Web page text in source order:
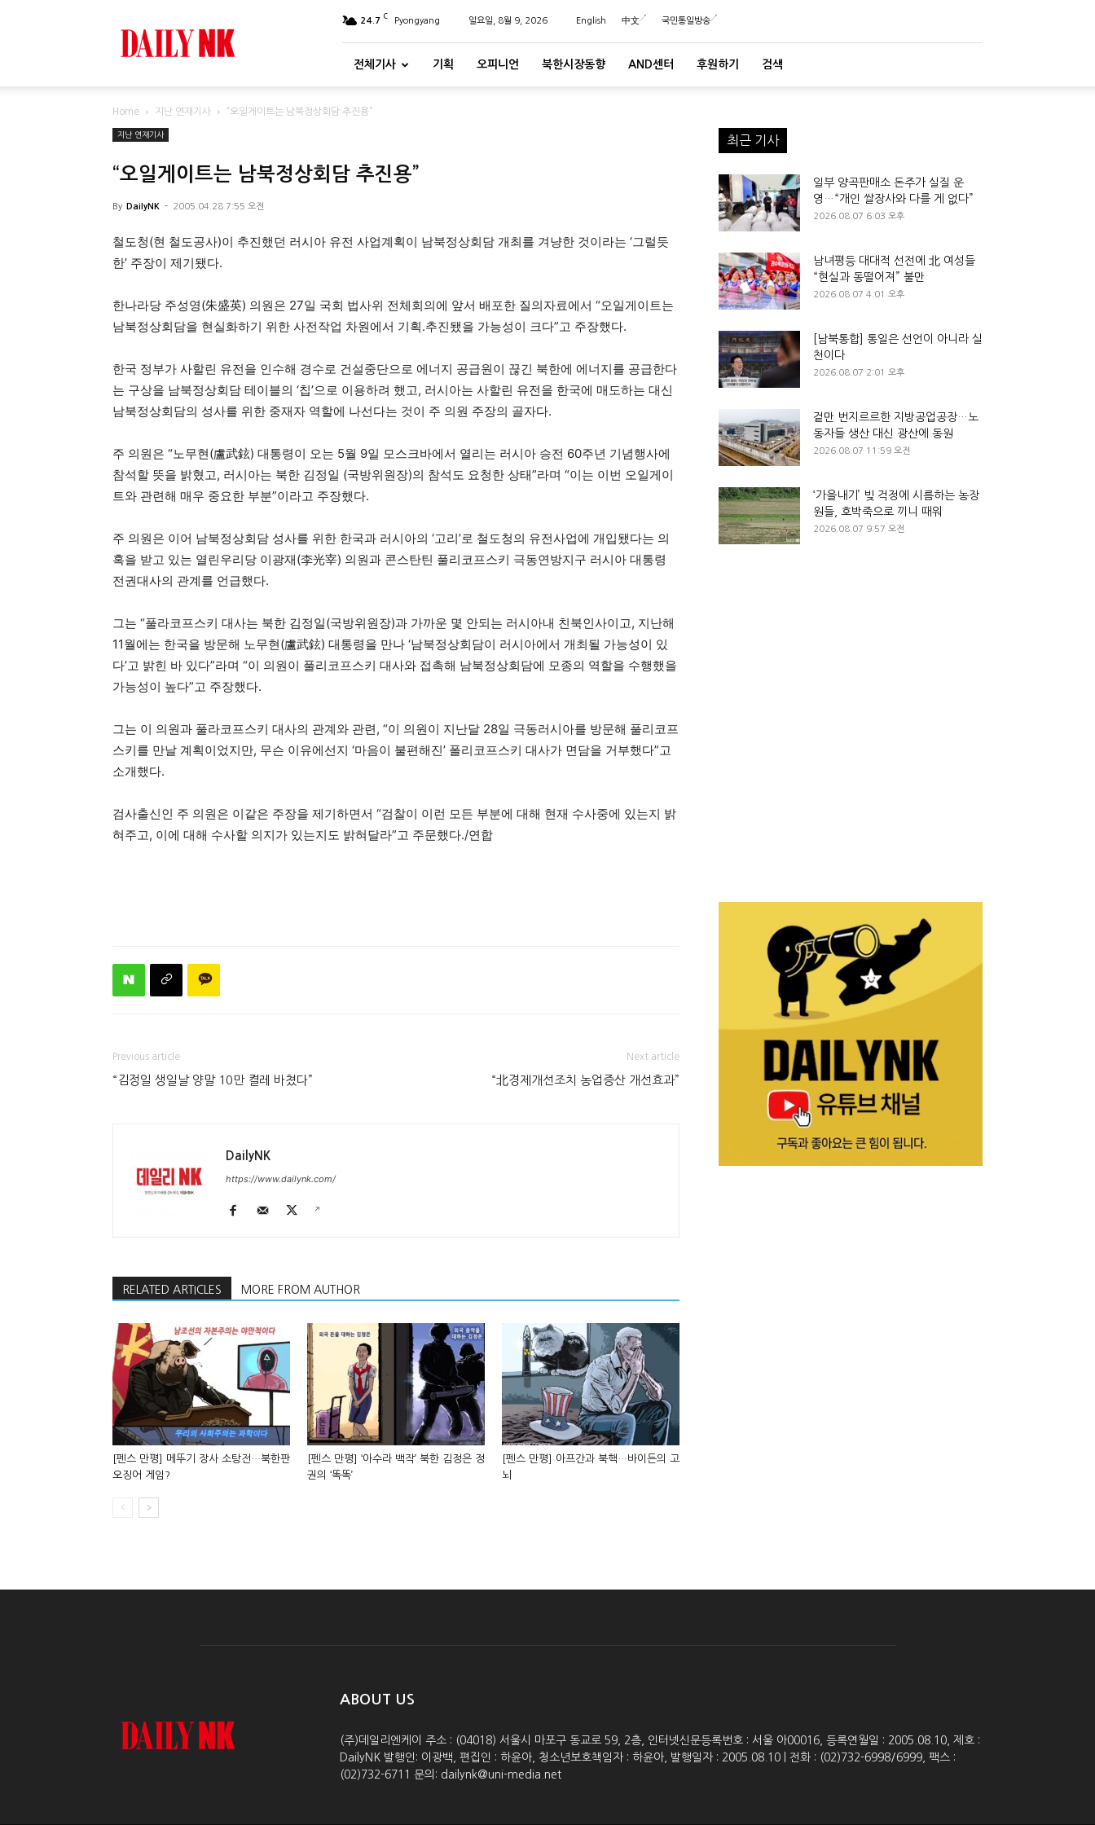
24.7 C Pyongyang 일요일, 8월 9, 2026 English 中文 국민통일방송
전체기사 기획 오피니언 북한시장동향 AND센터 후원하기 검색
Home 지난 연재기사 “오일게이트는 남북정상회담 추진용”
지난 연재기사
“오일게이트는 남북정상회담 추진용”
By DailyNK - 2005.04.28 7:55 오전
철도청(현 철도공사)이 추진했던 러시아 유전 사업계획이 남북정상회담 개최를 겨냥한 것이라는 ‘그럴듯
한’ 주장이 제기됐다.
한나라당 주성영(朱盛英) 의원은 27일 국회 법사위 전체회의에 앞서 배포한 질의자료에서 “오일게이트는
남북정상회담을 현실화하기 위한 사전작업 차원에서 기획.추진됐을 가능성이 크다”고 주장했다.
한국 정부가 사할린 유전을 인수해 경수로 건설중단으로 에너지 공급원이 끊긴 북한에 에너지를 공급한다
는 구상을 남북정상회담 테이블의 ‘칩’으로 이용하려 했고, 러시아는 사할린 유전을 한국에 매도하는 대신
남북정상회담의 성사를 위한 중재자 역할에 나선다는 것이 주 의원 주장의 골자다.
주 의원은 “노무현(盧武鉉) 대통령이 오는 5월 9일 모스크바에서 열리는 러시아 승전 60주년 기념행사에
참석할 뜻을 밝혔고, 러시아는 북한 김정일 (국방위원장)의 참석도 요청한 상태”라며 “이는 이번 오일게이
트와 관련해 매우 중요한 부분”이라고 주장했다.
주 의원은 이어 남북정상회담 성사를 위한 한국과 러시아의 ‘고리’로 철도청의 유전사업에 개입됐다는 의
혹을 받고 있는 열린우리당 이광재(李光宰) 의원과 콘스탄틴 풀리코프스키 극동연방지구 러시아 대통령
전권대사의 관계를 언급했다.
그는 “풀라코프스키 대사는 북한 김정일(국방위원장)과 가까운 몇 안되는 러시아내 친북인사이고, 지난해
11월에는 한국을 방문해 노무현(盧武鉉) 대통령을 만나 ‘남북정상회담이 러시아에서 개최될 가능성이 있
다’고 밝힌 바 있다”라며 “이 의원이 풀리코프스키 대사와 접촉해 남북정상회담에 모종의 역할을 수행했을
가능성이 높다”고 주장했다.
그는 이 의원과 풀라코프스키 대사의 관계와 관련, “이 의원이 지난달 28일 극동러시아를 방문해 풀리코프
스키를 만날 계획이었지만, 무슨 이유에선지 ‘마음이 불편해진’ 폴리코프스키 대사가 면담을 거부했다”고
소개했다.
검사출신인 주 의원은 이같은 주장을 제기하면서 “검찰이 이런 모든 부분에 대해 현재 수사중에 있는지 밝
혀주고, 이에 대해 수사할 의지가 있는지도 밝혀달라”고 주문했다./연합
Previous article
“김정일 생일날 양말 10만 켤레 바쳤다”
Next article
“北경제개선조치 농업증산 개선효과”
DailyNK
https://www.dailynk.com/
RELATED ARTICLES MORE FROM AUTHOR
[펜스 만평] 메뚜기 장사 소탕전…북한판
오징어 게임?
[펜스 만평] ‘아수라 백작’ 북한 김정은 정
권의 ‘똑똑’
[펜스 만평] 아프간과 북핵…바이든의 고
뇌
최근 기사
일부 양곡판매소 돈주가 실질 운
영…“개인 쌀장사와 다를 게 없다”
2026.08.07 6:03 오후
남녀평등 대대적 선전에 北 여성들
“현실과 동떨어져” 불만
2026.08.07 4:01 오후
[남북통합] 통일은 선언이 아니라 실
천이다
2026.08.07 2:01 오후
겉만 번지르르한 지방공업공장…노
동자들 생산 대신 광산에 동원
2026.08.07 11:59 오전
‘가을내기’ 빚 걱정에 시름하는 농장
원들, 호박죽으로 끼니 때워
2026.08.07 9:57 오전
ABOUT US
(주)데일리엔케이 주소 : (04018) 서울시 마포구 동교로 59, 2층, 인터넷신문등록번호 : 서울 아00016, 등록연월일 : 2005.08.10, 제호 :
DailyNK 발행인: 이광백, 편집인 : 하윤아, 청소년보호책임자 : 하윤아, 발행일자 : 2005.08.10 | 전화 : (02)732-6998/6999, 팩스 :
(02)732-6711 문의: dailynk@uni-media.net